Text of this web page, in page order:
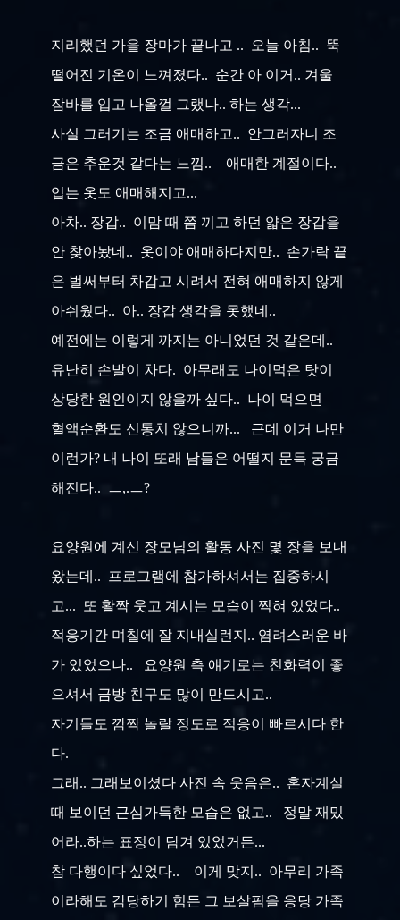
지리했던 가을 장마가 끝나고 .. 오늘 아침.. 뚝
떨어진 기온이 느껴졌다.. 순간 아 이거.. 겨울
잠바를 입고 나올껄 그랬나.. 하는 생각...
사실 그러기는 조금 애매하고.. 안그러자니 조
금은 추운것 같다는 느낌.. 애매한 계절이다..
입는 옷도 애매해지고...
아차.. 장갑.. 이맘 때 쯤 끼고 하던 얇은 장갑을
안 찾아놨네.. 옷이야 애매하다지만.. 손가락 끝
은 벌써부터 차갑고 시려서 전혀 애매하지 않게
아쉬웠다.. 아.. 장갑 생각을 못했네..
예전에는 이렇게 까지는 아니었던 것 같은데..
유난히 손발이 차다. 아무래도 나이먹은 탓이
상당한 원인이지 않을까 싶다.. 나이 먹으면
혈액순환도 신통치 않으니까... 근데 이거 나만
이런가? 내 나이 또래 남들은 어떨지 문득 궁금
해진다.. ㅡ,.ㅡ?
요양원에 계신 장모님의 활동 사진 몇 장을 보내
왔는데.. 프로그램에 참가하셔서는 집중하시
고... 또 활짝 웃고 계시는 모습이 찍혀 있었다..
적응기간 며칠에 잘 지내실런지.. 염려스러운 바
가 있었으나.. 요양원 측 얘기로는 친화력이 좋
으셔서 금방 친구도 많이 만드시고..
자기들도 깜짝 놀랄 정도로 적응이 빠르시다 한
다.
그래.. 그래보이셨다 사진 속 웃음은.. 혼자계실
때 보이던 근심가득한 모습은 없고.. 정말 재밌
어라..하는 표정이 담겨 있었거든...
참 다행이다 싶었다.. 이게 맞지.. 아무리 가족
이라해도 감당하기 힘든 그 보살핌을 응당 가족